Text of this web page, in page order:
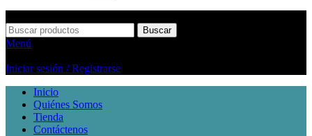
Buscar
Menú
Iniciar sesión / Registrarse
Inicio
Quiénes Somos
Tienda
Contáctenos